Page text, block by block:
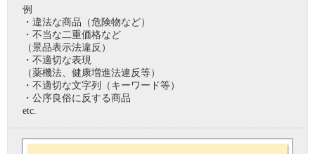
例
・違法な商品（危険物など）
・不当な二重価格など
（景品表示法違反）
・不適切な表現
（薬機法、健康増進法違反等）
・不適切な文字列（キーワード等）
・公序良俗に反する商品
etc.